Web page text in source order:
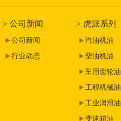
> 公司新闻
公司新闻
行业动态
> 虎派系列
汽油机油
柴油机油
车用齿轮油
工程机械油
工业润滑油
变速箱油